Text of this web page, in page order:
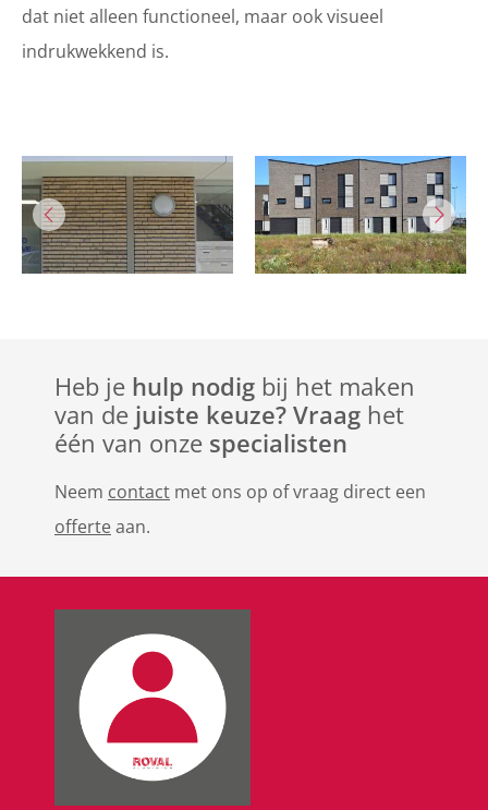
dat niet alleen functioneel, maar ook visueel
indrukwekkend is.
Heb je hulp nodig bij het maken
van de juiste keuze? Vraag het
één van onze specialisten
Neem contact met ons op of vraag direct een
offerteaan.